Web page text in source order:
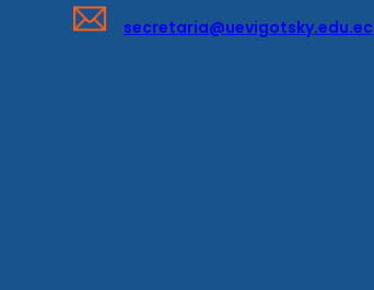
secretaria@uevigotsky.edu.ec